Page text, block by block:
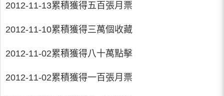
2012-11-13累積獲得五百張月票
2012-11-10累積獲得三萬個收藏
2012-11-02累積獲得八十萬點擊
2012-11-02累積獲得一百張月票